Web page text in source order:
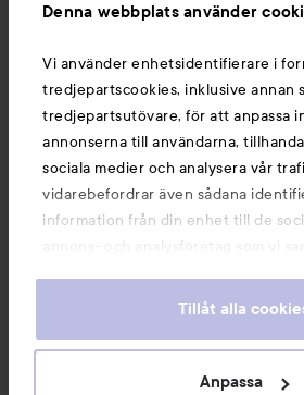
Denna webbplats använder
Vi använder enhetsidentifierare i
tredjepartscookies, inklusive annan
tredjepartsutövare, för att anpassa
annonserna till användarna,
sociala medier och analysera vår
vidarebefordrar även sådana
information från din enhet till de
annons- och analysföretag som vi
information som du har
våra cookies vid fortsatt
För information om hur du kan
Tillåt alla
Anpassa
Du kanske också gillar